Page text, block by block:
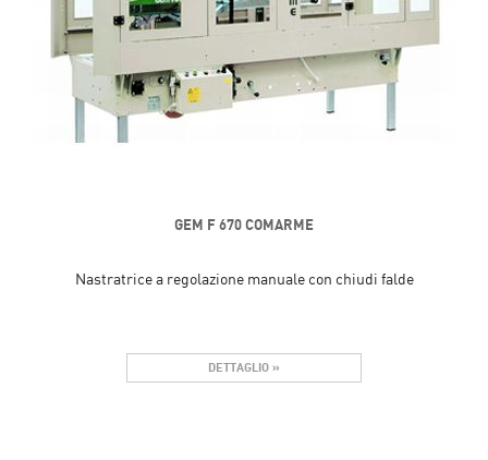
GEM F 670 COMARME
Nastratrice a regolazione manuale con chiudi falde
DETTAGLIO »